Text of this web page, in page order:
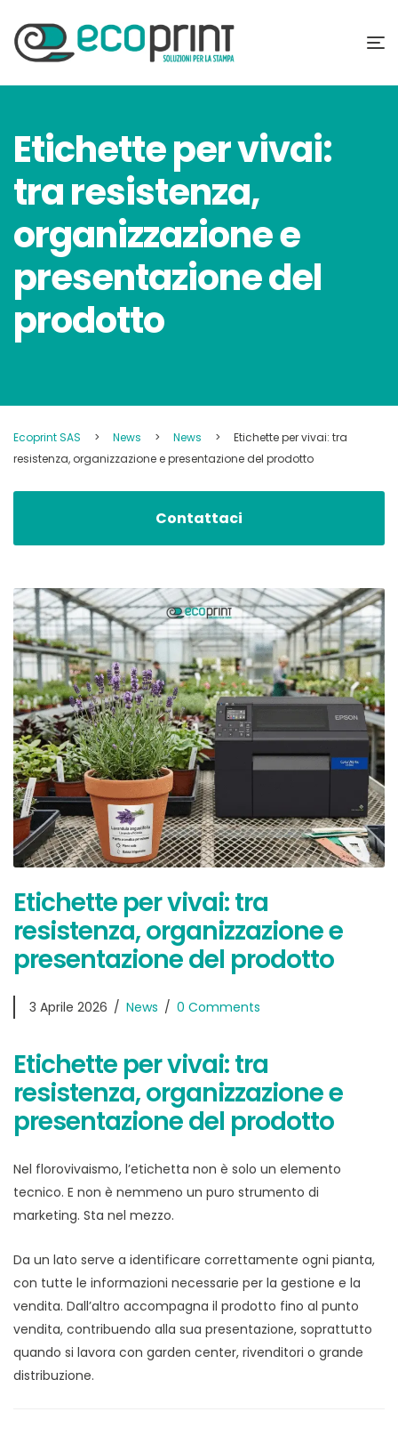
Etichette per vivai:
tra resistenza,
organizzazione e
presentazione del
prodotto
Ecoprint SAS > News > News >
Etichette per vivai: tra
resistenza, organizzazione e presentazione del prodotto
Contattaci
Etichette per vivai: tra
resistenza, organizzazione e
presentazione del prodotto
3 Aprile 2026 News 0 Comments
Etichette per vivai: tra
resistenza, organizzazione e
presentazione del prodotto
Nel florovivaismo, l’etichetta non è solo un elemento
tecnico. E non è nemmeno un puro strumento di
marketing. Sta nel mezzo.
Da un lato serve a identificare correttamente ogni pianta,
con tutte le informazioni necessarie per la gestione e la
vendita. Dall’altro accompagna il prodotto fino al punto
vendita, contribuendo alla sua presentazione, soprattutto
quando si lavora con garden center, rivenditori o grande
distribuzione.